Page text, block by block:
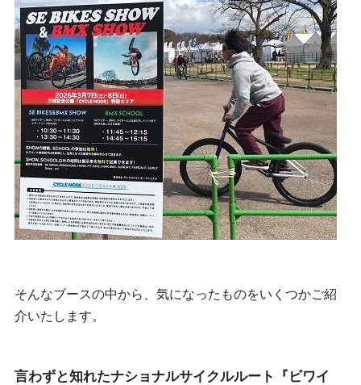
そんなブースの中から、気になったものをいくつかご紹
介いたします。
言わずと知れたナショナルサイクルルート『ビワイ